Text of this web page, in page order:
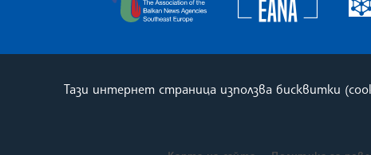
Тази интернет страница използва бисквитки